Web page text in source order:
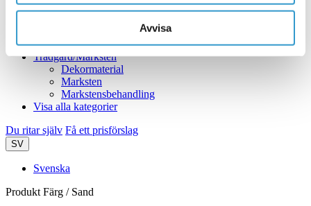
Avvisa
Enkelgarage
Taksäkerhet
Trädgård/Marksten
Dekormaterial
Marksten
Markstensbehandling
Visa alla kategorier
Du ritar själv Få ett prisförslag
SV
Svenska
Produkt Färg / Sand